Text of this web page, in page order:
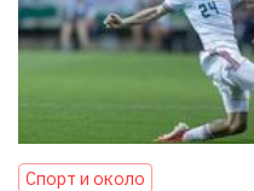
Спорт и около